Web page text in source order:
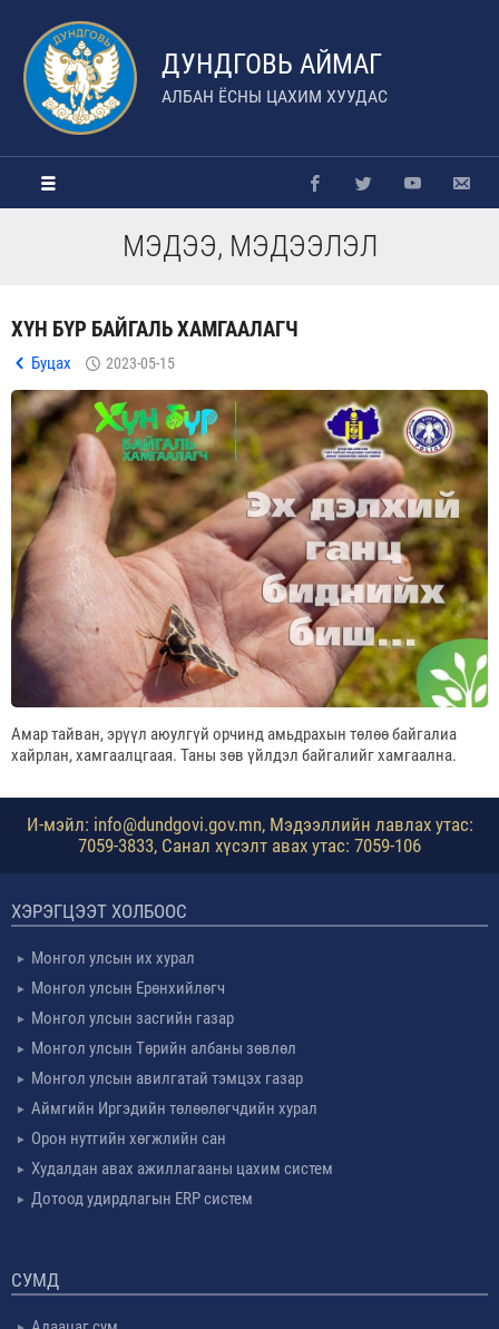
ДУНДГОВЬ АЙМАГ
АЛБАН ЁСНЫ ЦАХИМ ХУУДАС
МЭДЭЭ, МЭДЭЭЛЭЛ
ХҮН БҮР БАЙГАЛЬ ХАМГААЛАГЧ
Буцах 2023-05-15
Амар тайван, эрүүл аюулгүй орчинд амьдрахын төлөө байгалиа
хайрлан, хамгаалцгаая. Таны зөв үйлдэл байгалийг хамгаална.
И-мэйл: info@dundgovi.gov.mn, Мэдээллийн лавлах утас:
7059-3833, Санал хүсэлт авах утас: 7059-106
ХЭРЭГЦЭЭТ ХОЛБООС
Монгол улсын их хурал
Монгол улсын Ерөнхийлөгч
Монгол улсын засгийн газар
Монгол улсын Төрийн албаны зөвлөл
Монгол улсын авилгатай тэмцэх газар
Аймгийн Иргэдийн төлөөлөгчдийн хурал
Орон нутгийн хөгжлийн сан
Худалдан авах ажиллагааны цахим систем
Дотоод удирдлагын ERP систем
СУМД